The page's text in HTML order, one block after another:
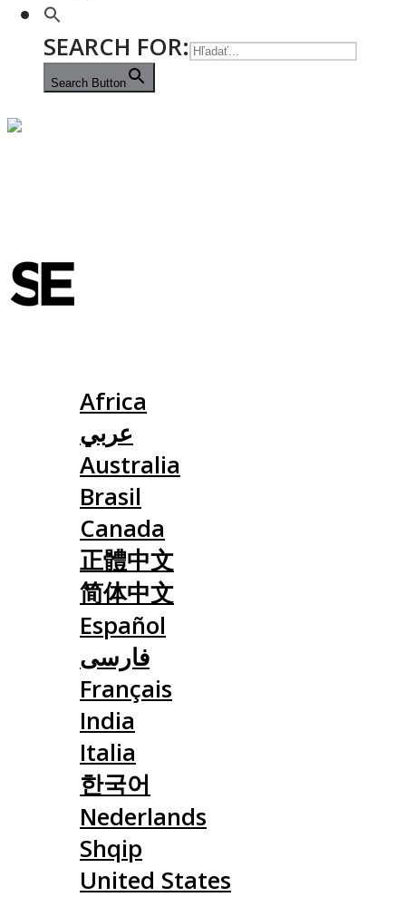
SEARCH FOR:
Search Button
Africa
عربي
Australia
Brasil
Canada
正體中文
简体中文
Español
فارسی
Français
India
Italia
한국어
Nederlands
Shqip
United States